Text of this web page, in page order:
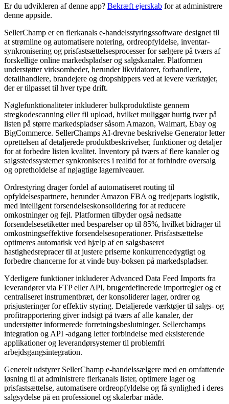
Er du udvikleren af denne app? Bekræft ejerskab for at administrere
denne appside.
SellerChamp er en flerkanals e-handelsstyringssoftware designet til
at strømline og automatisere notering, ordreopfyldelse, inventar-
synkronisering og prisfastsættelsesprocesser for sælgere på tværs af
forskellige online markedspladser og salgskanaler. Platformen
understøtter virksomheder, herunder likvidatorer, forhandlere,
detailhandlere, brandejere og dropshippers ved at levere værktøjer,
der er tilpasset til hver type drift.
Nøglefunktionaliteter inkluderer bulkproduktliste gennem
stregkodescanning eller fil upload, hvilket muliggør hurtig tvær på
listen på større markedspladser såsom Amazon, Walmart, Ebay og
BigCommerce. SellerChamps AI-drevne beskrivelse Generator letter
oprettelsen af ​​detaljerede produktbeskrivelser, funktioner og detaljer
for at forbedre listen kvalitet. Inventory på tværs af flere kanaler og
salgsstedssystemer synkroniseres i realtid for at forhindre oversalg
og opretholdelse af nøjagtige lagerniveauer.
Ordrestyring drager fordel af automatiseret routing til
opfyldelsespartnere, herunder Amazon FBA og tredjeparts logistik,
med intelligent forsendelseskonsolidering for at reducere
omkostninger og fejl. Platformen tilbyder også nedsatte
forsendelsesetiketter med besparelser op til 85%, hvilket bidrager til
omkostningseffektive forsendelsesoperationer. Prisfastsættelse
optimeres automatisk ved hjælp af en salgsbaseret
hastighedsrepracer til at justere priserne konkurrencedygtigt og
forbedre chancerne for at vinde buy-boksen på markedspladser.
Yderligere funktioner inkluderer Advanced Data Feed Imports fra
leverandører via FTP eller API, brugerdefinerede importregler og et
centraliseret instrumentbræt, der konsoliderer lager, ordrer og
prisjusteringer for effektiv styring. Detaljerede værktøjer til salgs- og
profitrapportering giver indsigt på tværs af alle kanaler, der
understøtter informerede forretningsbeslutninger. Sellerchamps
integration og API -adgang letter forbindelse med eksisterende
applikationer og leverandørsystemer til problemfri
arbejdsgangsintegration.
Generelt udstyrer SellerChamp e-handelssælgere med en omfattende
løsning til at administrere flerkanals lister, optimere lager og
prisfastsættelse, automatisere ordreopfyldelse og få synlighed i deres
salgsydelse på en professionel og skalerbar måde.